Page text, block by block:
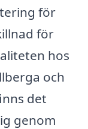
för
för
hos
och
det
genom